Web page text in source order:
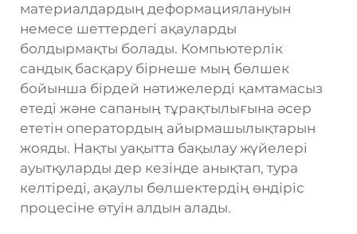
материалдардың деформациялануын
немесе шеттердегі ақауларды
болдырмақты болады. Компьютерлік
сандық басқару бірнеше мың бөлшек
бойынша бірдей нәтижелерді қамтамасыз
етеді және сапаның тұрақтылығына әсер
ететін оператордың айырмашылықтарын
жояды. Нақты уақытта бақылау жүйелері
ауытқуларды дер кезінде анықтап, тура
келтіреді, ақаулы бөлшектердің өндіріс
процесіне өтуін алдын алады.